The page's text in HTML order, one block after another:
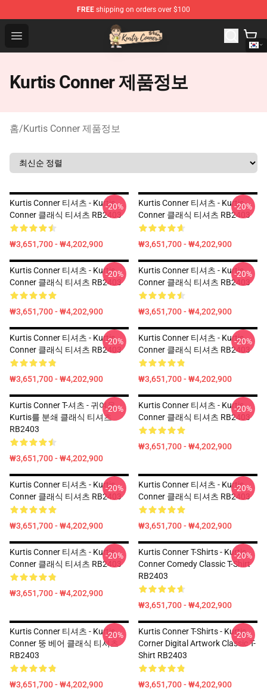
FREE shipping on orders over $100
Open menu
Kurtis Conner Store - Official Kurtis Conner Merchandise
Kurtis Conner 제품정보
홈/Kurtis Conner 제품정보
Kurtis Conner 티셔츠 - Kurtis
Conner 클래식 티셔츠 RB2403
₩3,651,700 - ₩4,202,900
-20%
Kurtis Conner 티셔츠 - Kurtis
Conner 클래식 티셔츠 RB2403
₩3,651,700 - ₩4,202,900
-20%
Kurtis Conner 티셔츠 - Kurtis
Conner 클래식 티셔츠 RB2403
₩3,651,700 - ₩4,202,900
-20%
Kurtis Conner 티셔츠 - Kurtis
Conner 클래식 티셔츠 RB2403
₩3,651,700 - ₩4,202,900
-20%
Kurtis Conner 티셔츠 - Kurtis
Conner 클래식 티셔츠 RB2403
₩3,651,700 - ₩4,202,900
-20%
Kurtis Conner 티셔츠 - Kurtis
Conner 클래식 티셔츠 RB2403
₩3,651,700 - ₩4,202,900
-20%
Kurtis Conner T-셔츠 - 귀여운
Kurtis를 분쇄 클래식 티셔츠
RB2403
₩3,651,700 - ₩4,202,900
-20%
Kurtis Conner 티셔츠 - Kurtis
Conner 클래식 티셔츠 RB2403
₩3,651,700 - ₩4,202,900
-20%
Kurtis Conner 티셔츠 - Kurtis
Conner 클래식 티셔츠 RB2403
₩3,651,700 - ₩4,202,900
-20%
Kurtis Conner 티셔츠 - Kurtis
Conner 클래식 티셔츠 RB2403
₩3,651,700 - ₩4,202,900
-20%
Kurtis Conner 티셔츠 - Kurtis
Conner 클래식 티셔츠 RB2403
₩3,651,700 - ₩4,202,900
-20%
Kurtis Conner T-Shirts - Kurtis
Conner Comedy Classic T-Shirt
RB2403
₩3,651,700 - ₩4,202,900
-20%
Kurtis Conner 티셔츠 - Kurtis
Conner 뚱 베어 클래식 티셔츠
RB2403
₩3,651,700 - ₩4,202,900
-20%
Kurtis Conner T-Shirts - Kurtis
Corner Digital Artwork Classic T-
Shirt RB2403
₩3,651,700 - ₩4,202,900
-20%